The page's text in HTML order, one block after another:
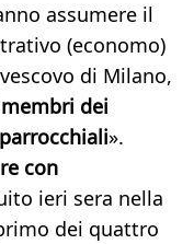
assumere il
(economo)
di Milano,
dei
».
con
ieri sera nella
dei quattro